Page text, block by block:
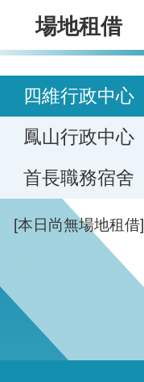
場地租借
四維行政中心
鳳山行政中心
首長職務宿舍
[本日尚無場地租借]